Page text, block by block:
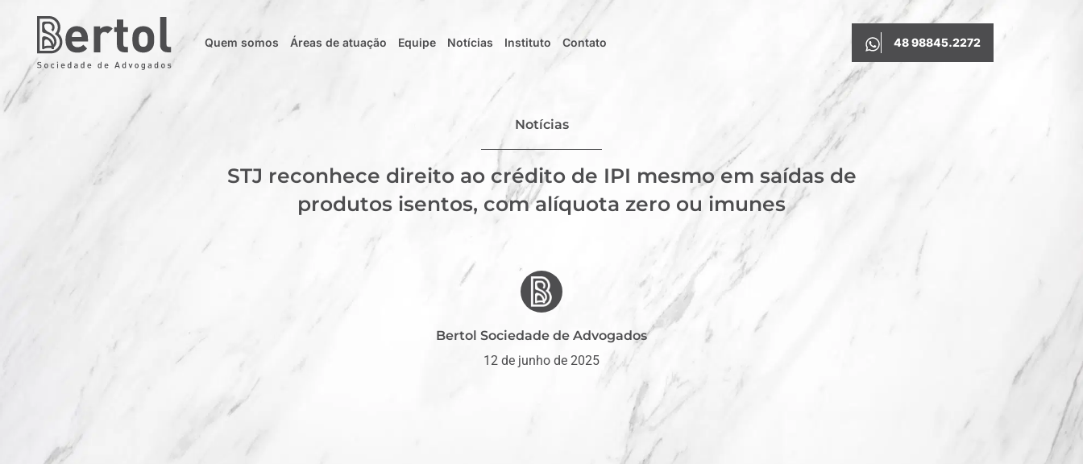
Quem somos Áreas de atuação Equipe Notícias Instituto Contato 48 98845.2272
Notícias
STJ reconhece direito ao crédito de IPI mesmo em saídas de
produtos isentos, com alíquota zero ou imunes
Bertol Sociedade de Advogados
12 de junho de 2025